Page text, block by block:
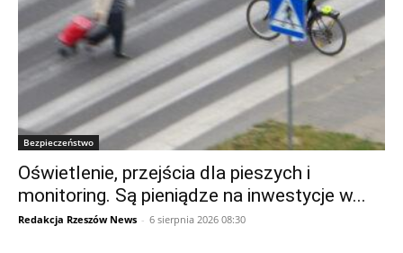
Bezpieczeństwo
Oświetlenie, przejścia dla pieszych i
monitoring. Są pieniądze na inwestycje w...
Redakcja Rzeszów News - 6 sierpnia 2026 08:30